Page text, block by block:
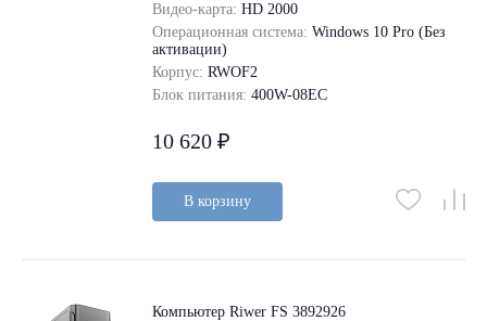
Видео-карта: HD 2000
Операционная система: Windows 10 Pro (Без
активации)
Корпус: RWOF2
Блок питания: 400W-08EC
10 620 ₽
В корзину
Компьютер Riwer FS 3892926